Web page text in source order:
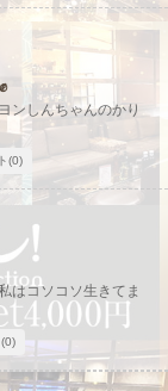
ンしんちゃんのかり
(0)
はコソコソ生きてま